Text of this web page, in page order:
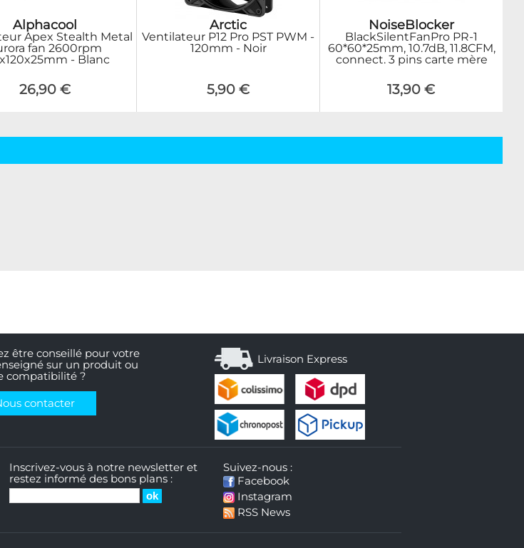
Alphacool
Apex Stealth Metal
fan 2600rpm
- Blanc
26,90 €
Arctic
Ventilateur P12 Pro PST PWM -
120mm - Noir
5,90 €
NoiseBlocker
BlackSilentFanPro PR-1
60*60*25mm, 10.7dB, 11.8CFM,
connect. 3 pins carte mère
13,90 €
être conseillé pour votre
sur un produit ou
compatibilité ?
contacter
Livraison Express
Inscrivez-vous à notre newsletter et
restez informé des bons plans :
Suivez-nous :
Facebook
Instagram
RSS News